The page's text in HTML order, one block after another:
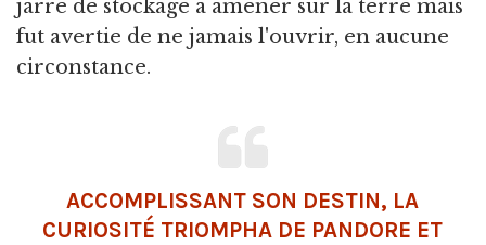
jarre de stockage à amener sur la terre mais
fut avertie de ne jamais l'ouvrir, en aucune
circonstance.
ACCOMPLISSANT SON DESTIN, LA
CURIOSITÉ TRIOMPHA DE PANDORE ET